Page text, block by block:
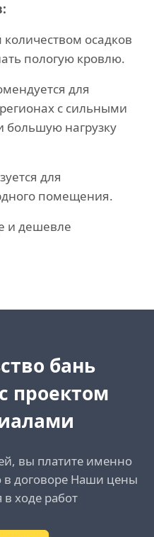
осадков
пологую кровлю.
для
с сильными
нагрузку
для
помещения.
и дешевле
бань
с проектом
вы платите именно
в договоре Наши цены
ходе работ